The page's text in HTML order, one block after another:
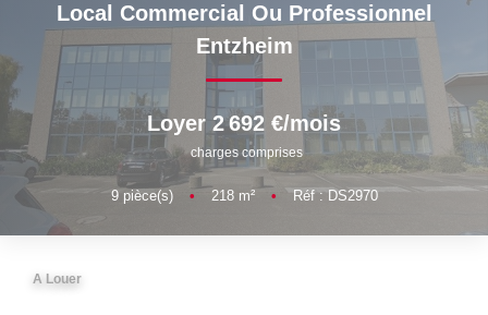
ACHETER
LOUER
Consulter Nos Annonces
Local Commercial Ou Professionnel
Entzheim
Loyer 2 692 €/mois
charges comprises
9pièce(s) • 218m² • Réf : DS2970
A Louer